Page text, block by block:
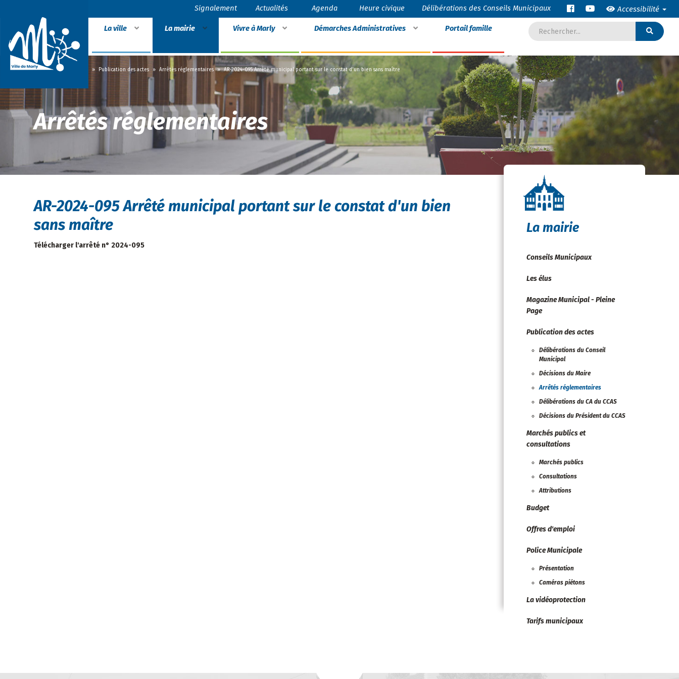
Signalement Actualités Agenda Heure civique Délibérations des Conseils Municipaux Accessibilité
La ville La mairie Vivre à Marly Démarches Administratives Portail famille
Accueil » » Publication des actes » Arrêtés réglementaires » AR-2024-095 Arrêté municipal portant sur le constat d'un bien sans maître
Arrêtés réglementaires
AR-2024-095 Arrêté municipal portant sur le constat d'un bien
sans maître
Télécharger l'arrêté n° 2024-095
La mairie
Conseils Municipaux
Les élus
Magazine Municipal - Pleine
Page
Publication des actes
Délibérations du Conseil
Municipal
Décisions du Maire
Arrêtés réglementaires
Délibérations du CA du CCAS
Décisions du Président du CCAS
Marchés publics et
consultations
Marchés publics
Consultations
Attributions
Budget
Offres d'emploi
Police Municipale
Présentation
Caméras piétons
La vidéoprotection
Tarifs municipaux